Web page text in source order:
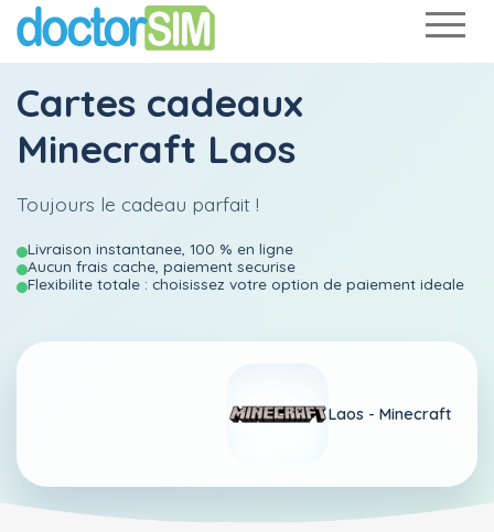
Cartes cadeaux
Minecraft Laos
Toujours le cadeau parfait !
Livraison instantanee, 100 % en ligne
Aucun frais cache, paiement securise
Flexibilite totale : choisissez votre option de paiement ideale
Laos - Minecraft